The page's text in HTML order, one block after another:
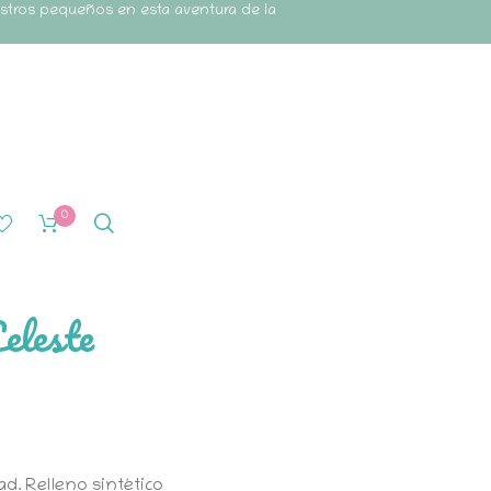
pequeños en esta aventura de la
0
Relleno sintético